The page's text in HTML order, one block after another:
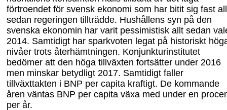
förtroendet för svensk ekonomi som har bitit sig fast
sedan regeringen tillträdde. Hushållens syn på den
svenska ekonomin har varit pessimistisk allt sedan
2014. Samtidigt har sparkvoten legat på historiskt
nivåer trots återhämtningen. Konjunkturinstitutet
bedömer att den höga tillväxten fortsätter under 2016
men minskar betydligt 2017. Samtidigt faller
tillväxttakten i BNP per capita kraftigt. De kommande
åren väntas BNP per capita växa med under en
per år.